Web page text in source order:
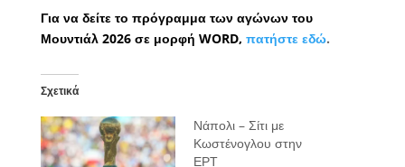
Για να δείτε το πρόγραμμα των αγώνων του
Μουντιάλ 2026 σε μορφή WORD, πατήστε εδώ.
Σχετικά
Νάπολι – Σίτι με
Κωστένογλου στην
ΕΡΤ